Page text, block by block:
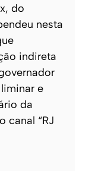
do
nesta
indireta
e
da
canal “RJ